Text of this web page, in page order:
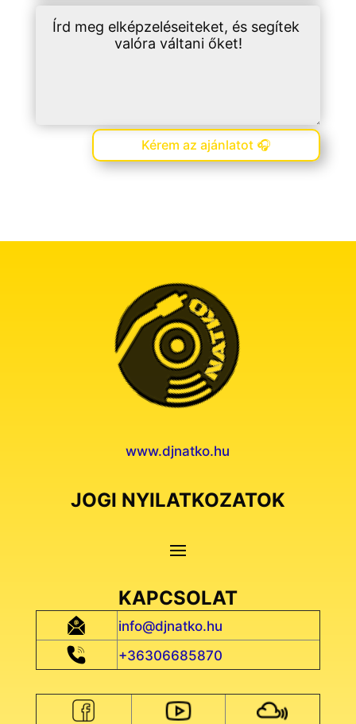
Kérem az ajánlatot 🎧
www.djnatko.hu
JOGI NYILATKOZATOK
KAPCSOLAT
info@djnatko.hu
+36306685870